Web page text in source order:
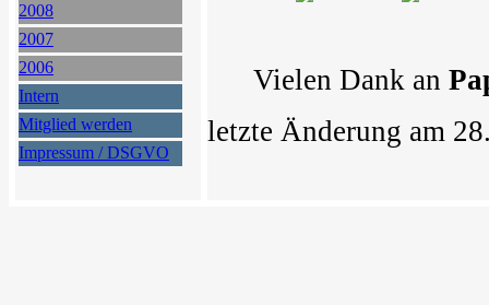
2008
2007
2006
Intern
Mitglied werden
Impressum / DSGVO
Vielen Dank an
letzte Änderung am